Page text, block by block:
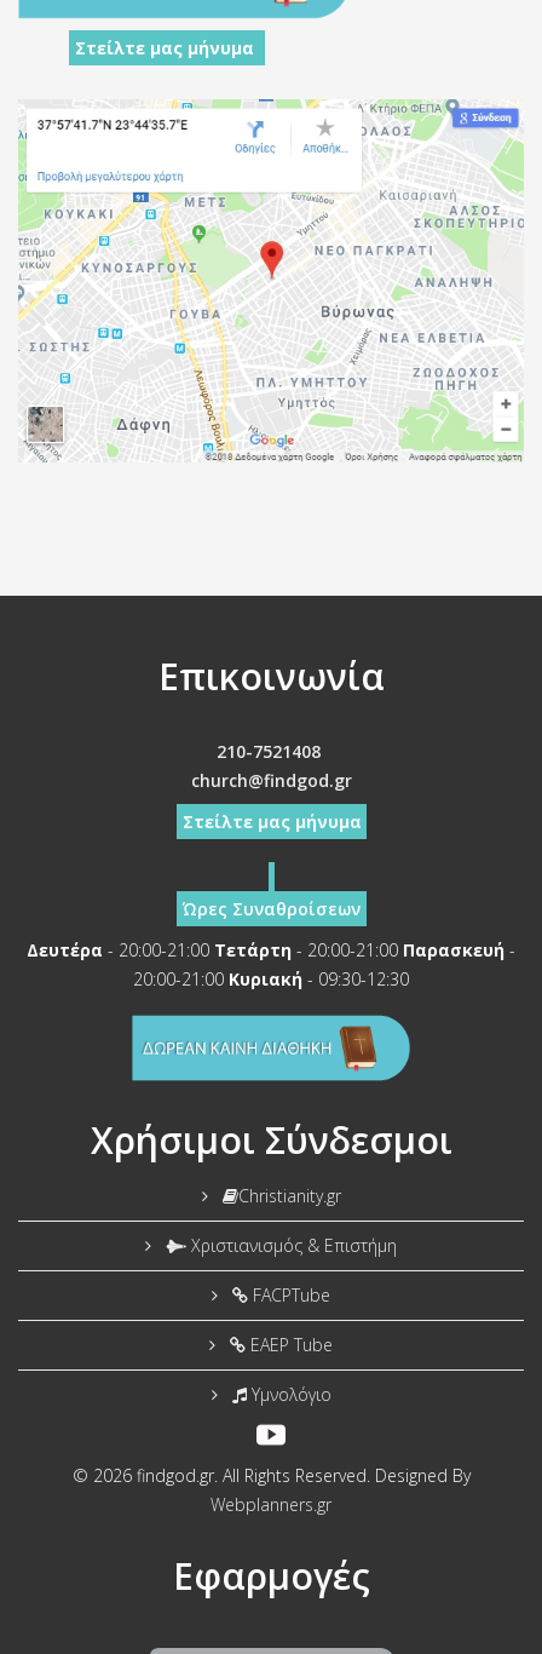
Στείλτε μας μήνυμα
Επικοινωνία
210-7521408
church@findgod.gr
Στείλτε μας μήνυμα
Ώρες Συναθροίσεων
Δευτέρα - 20:00-21:00 Τετάρτη - 20:00-21:00 Παρασκευή -
20:00-21:00 Κυριακή - 09:30-12:30
Χρήσιμοι Σύνδεσμοι
Christianity.gr
Χριστιανισμός & Επιστήμη
FACPTube
EAEP Tube
Υμνολόγιο
© 2026 findgod.gr. All Rights Reserved. Designed By
Webplanners.gr
Εφαρμογές